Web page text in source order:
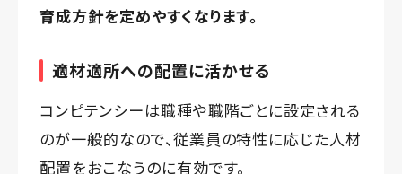
育成方針を定めやすくなります。
適材適所への配置に活かせる
コンピテンシーは職種や職階ごとに設定される
のが一般的なので、従業員の特性に応じた人材
配置をおこなうのに有効です。